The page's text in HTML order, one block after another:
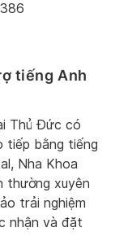
tiếng Anh
Thủ Đức có
tiếp bằng tiếng
Nha Khoa
thường xuyên
trải nghiệm
nhận và đặt